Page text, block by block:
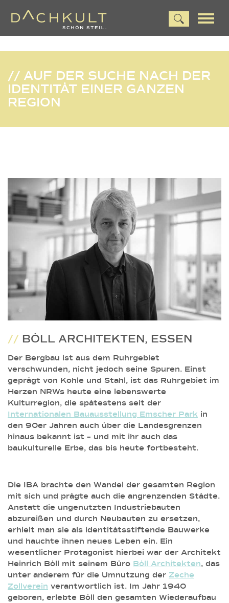
// AUF DER SUCHE NACH DER
IDENTITÄT EINER GANZEN
REGION
// BÖLL ARCHITEKTEN, ESSEN
Der Bergbau ist aus dem Ruhrgebiet
verschwunden, nicht jedoch seine Spuren. Einst
geprägt von Kohle und Stahl, ist das Ruhrgebiet im
Herzen NRWs heute eine lebenswerte
Kulturregion, die spätestens seit der
Internationalen Bauausstellung Emscher Park in
den 90er Jahren auch über die Landesgrenzen
hinaus bekannt ist – und mit ihr auch das
baukulturelle Erbe, das bis heute fortbesteht.
Die IBA brachte den Wandel der gesamten Region
mit sich und prägte auch die angrenzenden Städte.
Anstatt die ungenutzten Industriebauten
abzureißen und durch Neubauten zu ersetzen,
erhielt man sie als identitätsstiftende Bauwerke
und hauchte ihnen neues Leben ein. Ein
wesentlicher Protagonist hierbei war der Architekt
Heinrich Böll mit seinem Büro Böll Architekten, das
unter anderem für die Umnutzung der Zeche
Zollverein verantwortlich ist. Im Jahr 1940
geboren, erlebte Böll den gesamten Wiederaufbau